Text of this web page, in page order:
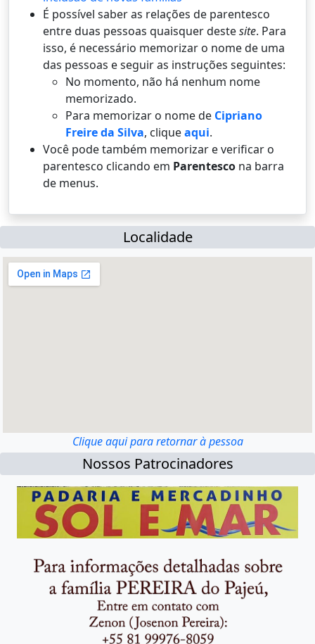
É possí­vel saber as relações de parentesco
entre duas pessoas quaisquer destesite. Para
isso, é necessário memorizar o nome de uma
das pessoas e seguir as instruções seguintes:
No momento, não há nenhum nome
memorizado.
Para memorizar o nome de Cipriano
Freire da Silva, cliqueaqui.
Você pode também memorizar e verificar o
parentesco clicando em Parentesco na barra
de menus.
Localidade
Clique aqui para retornar à pessoa
Nossos Patrocinadores